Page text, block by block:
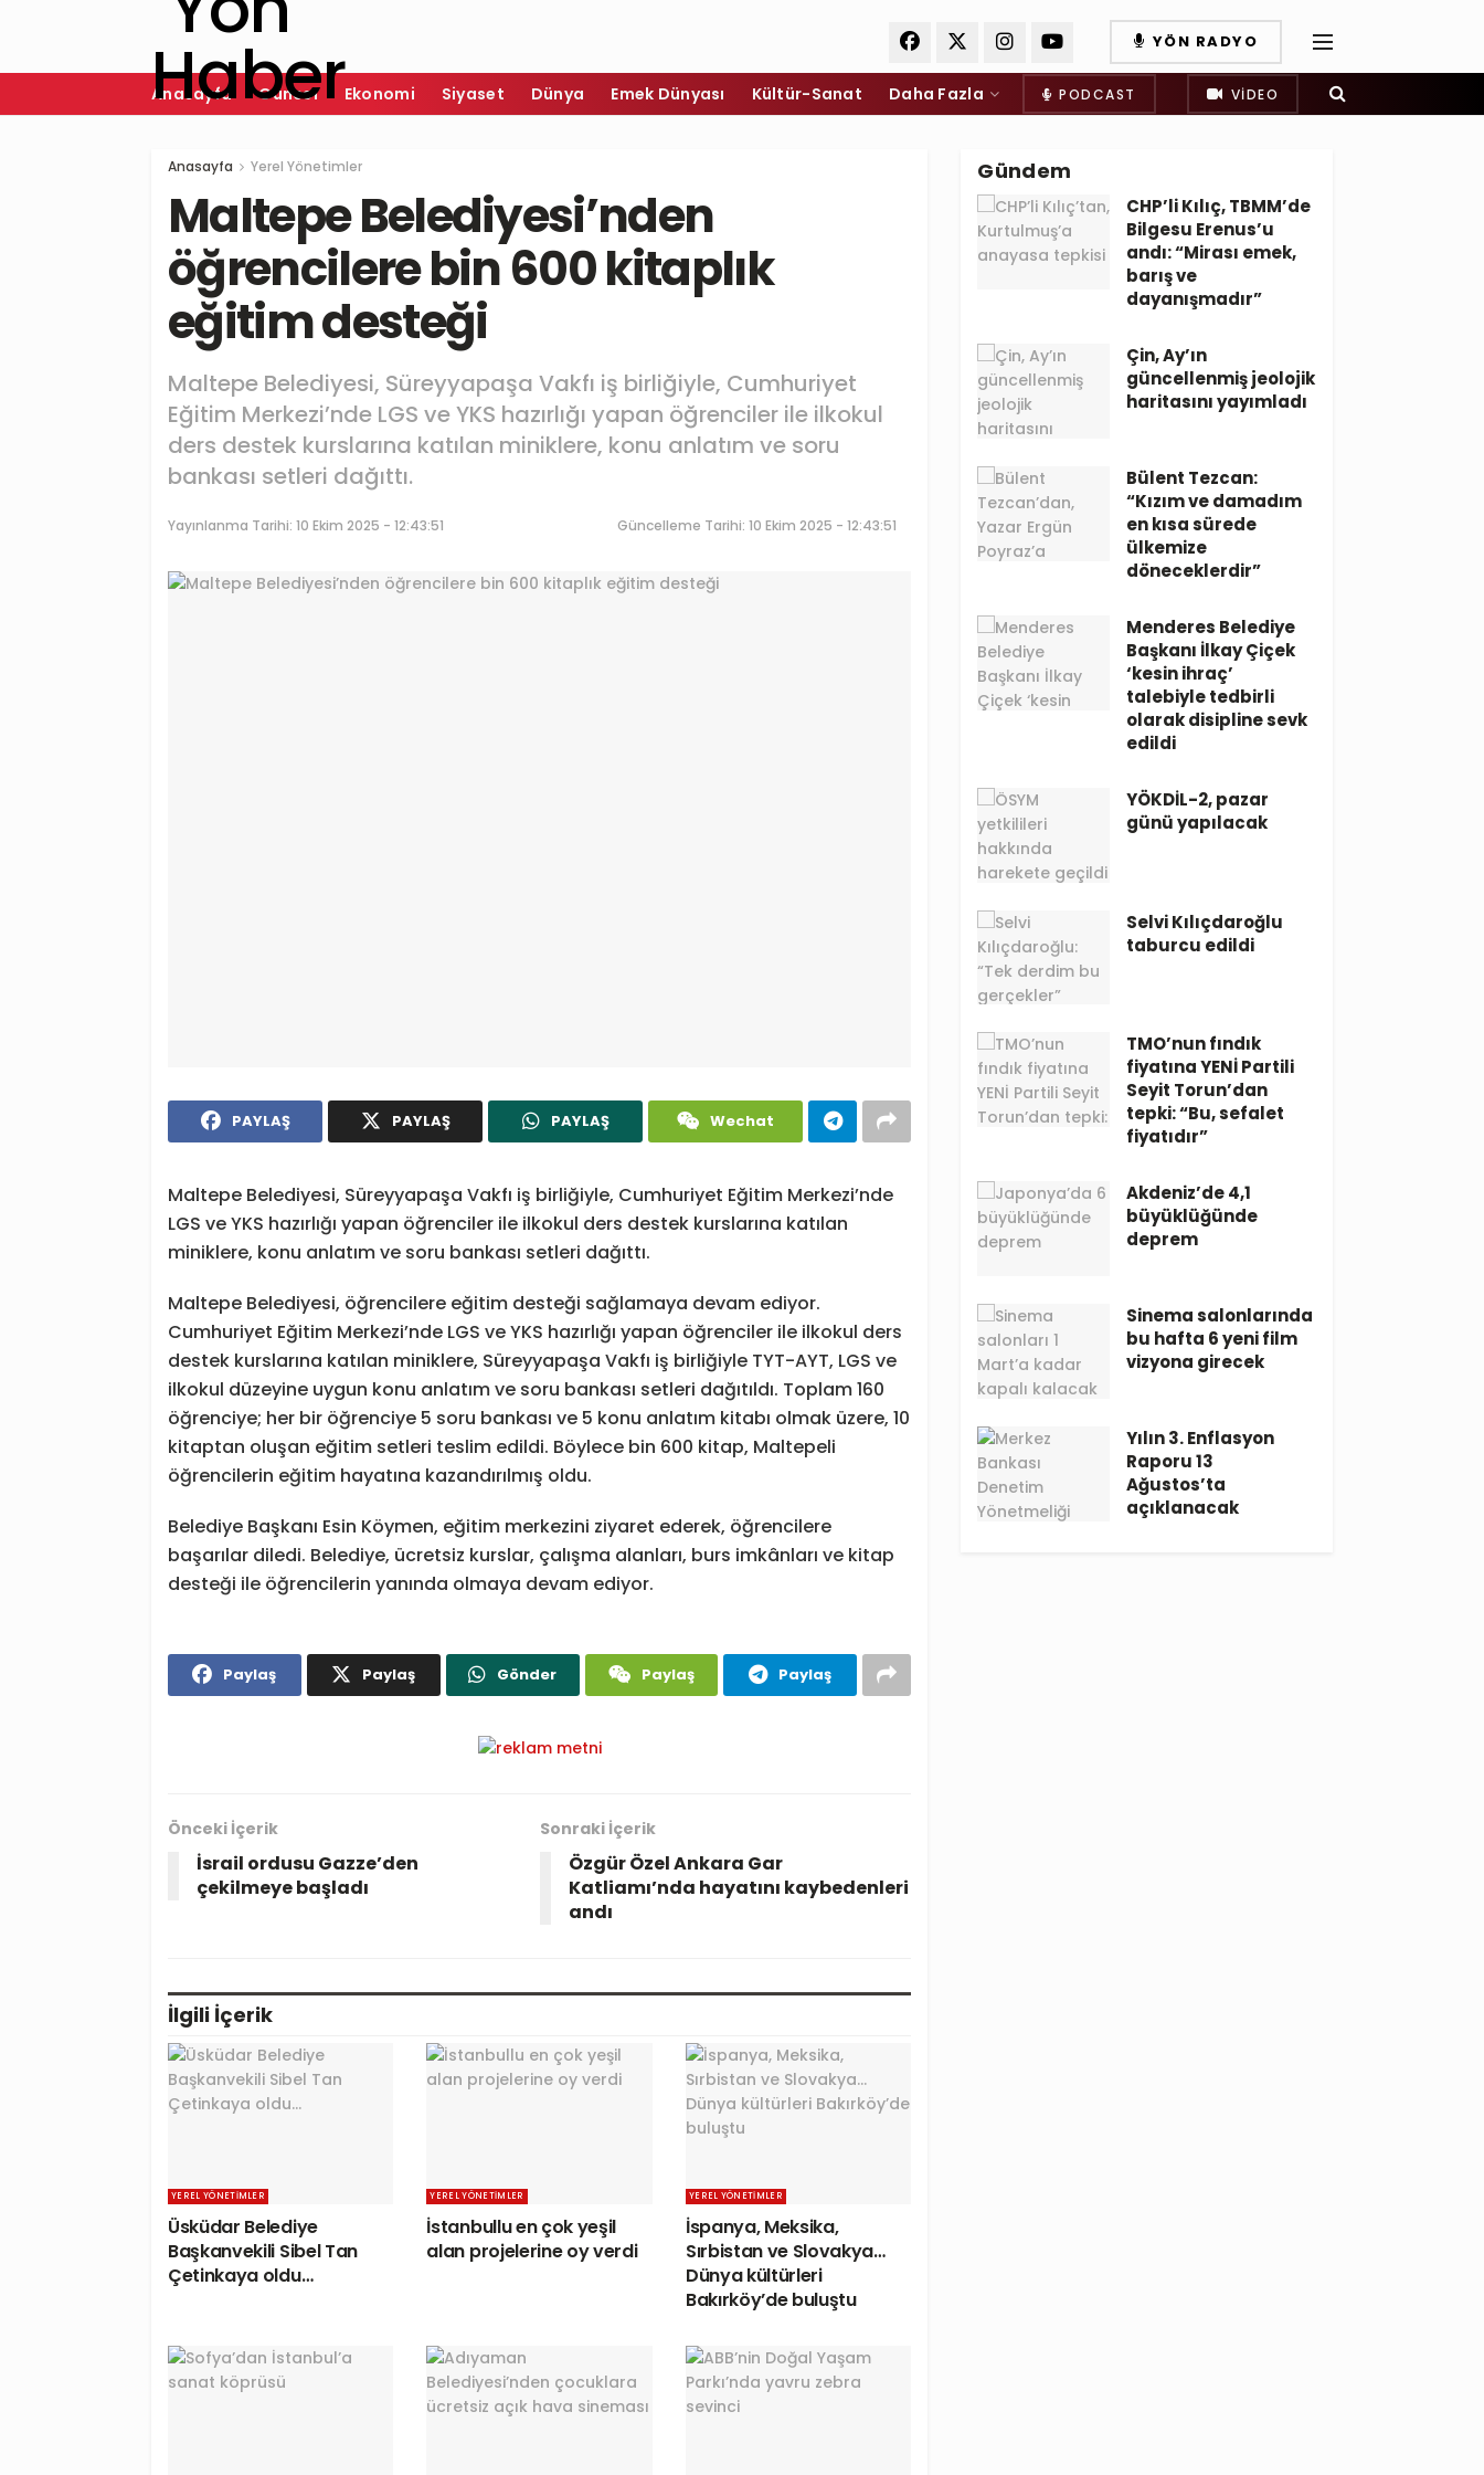
YÖN RADYO
Anasayfa Güncel Ekonomi Siyaset Dünya Emek Dünyası Kültür-Sanat Daha Fazla PODCAST VIDEO
Anasayfa Yerel Yönetimler
Maltepe Belediyesi’nden
öğrencilere bin 600 kitaplık
eğitim desteği
Maltepe Belediyesi, Süreyyapaşa Vakfı iş birliğiyle, Cumhuriyet
Eğitim Merkezi’nde LGS ve YKS hazırlığı yapan öğrenciler ile ilkokul
ders destek kurslarına katılan miniklere, konu anlatım ve soru
bankası setleri dağıttı.
Yayınlanma Tarihi: 10 Ekim 2025 - 12:43:51 Güncelleme Tarihi: 10 Ekim 2025 - 12:43:51
PAYLAŞ PAYLAŞ PAYLAŞ Wechat
Maltepe Belediyesi, Süreyyapaşa Vakfı iş birliğiyle, Cumhuriyet Eğitim Merkezi’nde
LGS ve YKS hazırlığı yapan öğrenciler ile ilkokul ders destek kurslarına katılan
miniklere, konu anlatım ve soru bankası setleri dağıttı.
Maltepe Belediyesi, öğrencilere eğitim desteği sağlamaya devam ediyor.
Cumhuriyet Eğitim Merkezi’nde LGS ve YKS hazırlığı yapan öğrenciler ile ilkokul ders
destek kurslarına katılan miniklere, Süreyyapaşa Vakfı iş birliğiyle TYT-AYT, LGS ve
ilkokul düzeyine uygun konu anlatım ve soru bankası setleri dağıtıldı. Toplam 160
öğrenciye; her bir öğrenciye 5 soru bankası ve 5 konu anlatım kitabı olmak üzere, 10
kitaptan oluşan eğitim setleri teslim edildi. Böylece bin 600 kitap, Maltepeli
öğrencilerin eğitim hayatına kazandırılmış oldu.
Belediye Başkanı Esin Köymen, eğitim merkezini ziyaret ederek, öğrencilere
başarılar diledi. Belediye, ücretsiz kurslar, çalışma alanları, burs imkânları ve kitap
desteği ile öğrencilerin yanında olmaya devam ediyor.
Paylaş Paylaş Gönder Paylaş Paylaş
Önceki İçerik
İsrail ordusu Gazze’den
çekilmeye başladı
Sonraki İçerik
Özgür Özel Ankara Gar
Katliamı’nda hayatını kaybedenleri
andı
İlgili İçerik
YEREL YÖNETIMLER
Üsküdar Belediye
Başkanvekili Sibel Tan
Çetinkaya oldu…
YEREL YÖNETIMLER
İstanbullu en çok yeşil
alan projelerine oy verdi
YEREL YÖNETIMLER
İspanya, Meksika,
Sırbistan ve Slovakya…
Dünya kültürleri
Bakırköy’de buluştu
Gündem
CHP’li Kılıç, TBMM’de
Bilgesu Erenus’u
andı: “Mirası emek,
barış ve
dayanışmadır”
Çin, Ay’ın
güncellenmiş jeolojik
haritasını yayımladı
Bülent Tezcan:
“Kızım ve damadım
en kısa sürede
ülkemize
döneceklerdir”
Menderes Belediye
Başkanı İlkay Çiçek
‘kesin ihraç’
talebiyle tedbirli
olarak disipline sevk
edildi
YÖKDİL-2, pazar
günü yapılacak
Selvi Kılıçdaroğlu
taburcu edildi
TMO’nun fındık
fiyatına YENİ Partili
Seyit Torun’dan
tepki: “Bu, sefalet
fiyatıdır”
Akdeniz’de 4,1
büyüklüğünde
deprem
Sinema salonlarında
bu hafta 6 yeni film
vizyona girecek
Yılın 3. Enflasyon
Raporu 13
Ağustos’ta
açıklanacak